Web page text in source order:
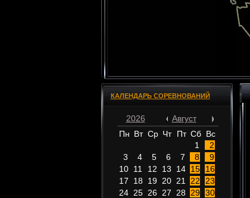
КАЛЕНДАРЬ СОРЕВНОВАНИЙ
2026
Август
Пн Вт Ср Чт Пт Сб Вс
1
2
3
4 5 6 7 8
9
10 11 12 13 14 15
16
17
18 19 20 21 22
23
24 25 26 27 28 29 30